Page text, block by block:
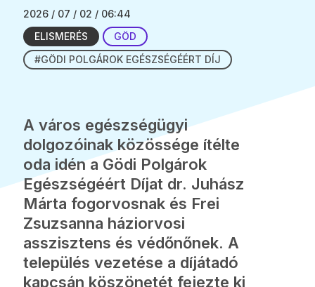
2026 / 07 / 02 / 06:44
ELISMERÉS
GÖD
#GÖDI POLGÁROK EGÉSZSÉGÉÉRT DÍJ
A város egészségügyi
dolgozóinak közössége ítélte
oda idén a Gödi Polgárok
Egészségéért Díjat dr. Juhász
Márta fogorvosnak és Frei
Zsuzsanna háziorvosi
asszisztens és védőnőnek. A
település vezetése a díjátadó
kapcsán köszönetét fejezte ki